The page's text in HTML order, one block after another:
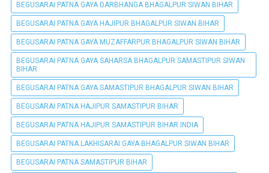
BEGUSARAI PATNA GAYA DARBHANGA BHAGALPUR SIWAN BIHAR
BEGUSARAI PATNA GAYA HAJIPUR BHAGALPUR SIWAN BIHAR
BEGUSARAI PATNA GAYA MUZAFFARPUR BHAGALPUR SIWAN BIHAR
BEGUSARAI PATNA GAYA SAHARSA BHAGALPUR SAMASTIPUR SIWAN
BIHAR
BEGUSARAI PATNA GAYA SAMASTIPUR BHAGALPUR SIWAN BIHAR
BEGUSARAI PATNA HAJIPUR SAMASTIPUR BIHAR
BEGUSARAI PATNA HAJIPUR SAMASTIPUR BIHAR INDIA
BEGUSARAI PATNA LAKHISARAI GAYA BHAGALPUR SIWAN BIHAR
BEGUSARAI PATNA SAMASTIPUR BIHAR